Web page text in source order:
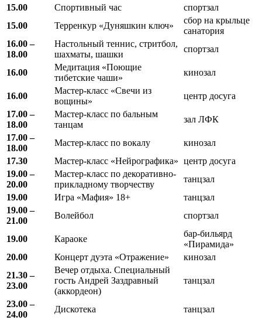
15.00
Спортивный час
спортзал
15.00
Терренкур «Дуняшкин ключ»
сбор на крыльце
санатория
16.00 –
18.00
Настольный теннис, стритбол,
шахматы, шашки
спортзал
16.00
Медитация «Поющие
тибетские чаши»
кинозал
16.00
Мастер-класс «Свечи из
вощины»
центр досуга
17.00 –
18.00
Мастер-класс по бальным
танцам
зал ЛФК
17.00 –
18.00
Мастер-класс по вокалу
кинозал
17.30
Мастер-класс «Нейрографика» центр досуга
19.00 –
20.00
Мастер-класс по декоративно-
прикладному творчеству
танцзал
19.00
Игра «Мафия» 18+
танцзал
19.00 –
21.00
Волейбол спортзал
19.00 Караоке
бар-бильярд
«Пирамида»
20.00
Концерт дуэта «Отражение»
кинозал
21.30 –
23.00
Вечер отдыха. Специальный
гость Андрей Заздравный
(аккордеон)
танцзал
23.00 –
24.00
Дискотека танцзал